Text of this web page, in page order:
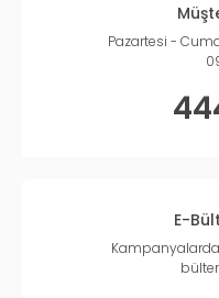
Pazartesi -
E-